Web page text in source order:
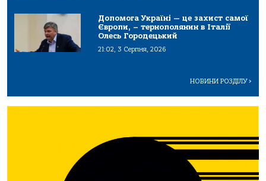
Допомога Україні — це захист самої
Європи, – тернополянин в Італії
Олесь Городецький
21:02, 3 Серпня, 2026
НОВИНИ РОЗДІЛУ>